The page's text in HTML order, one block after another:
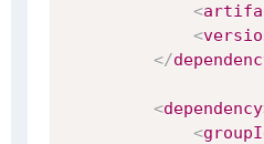
<
<
</
<dependency
<